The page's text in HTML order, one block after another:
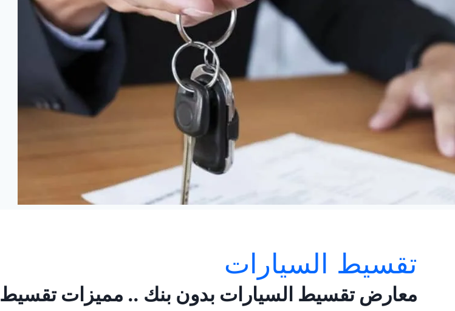
تقسيط السيارات
معارض تقسيط السيارات بدون بنك .. مميزات تقسيط